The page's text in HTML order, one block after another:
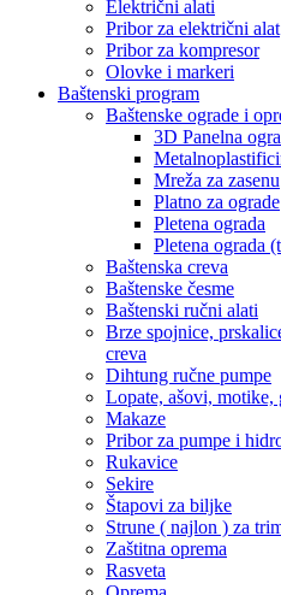
Električni alati
Pribor za električni alat
Pribor za kompresor
Olovke i markeri
Baštenski program
Baštenske ograde i
3D Panelna
Mreža za zasenu
Platno za ograde
Pletena ograda
Pletena ograda
Baštenska creva
Baštenske česme
Baštenski ručni alati
Brze spojnice,
creva
Dihtung ručne pumpe
Lopate, ašovi, motike,
Makaze
Pribor za pumpe i
Rukavice
Sekire
Štapovi za biljke
Strune ( najlon ) za
Zaštitna oprema
Rasveta